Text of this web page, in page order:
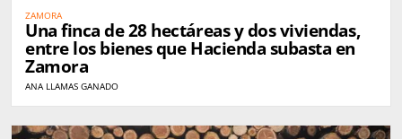
ZAMORA
Una finca de 28 hectáreas y dos viviendas,
entre los bienes que Hacienda subasta en
Zamora
ANA LLAMAS GANADO